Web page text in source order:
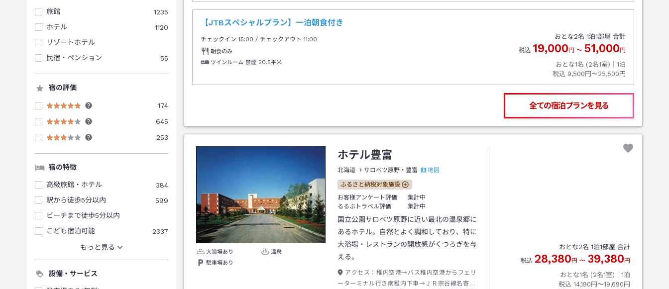
旅館
1235
ホテル
1120
リゾートホテル
民宿・ペンション
55
宿の評価
174
645
253
宿の特徴
高級旅館・ホテル
384
駅から徒歩5分以内
599
ビーチまで徒歩5分以内
こども宿泊可能
2337
もっと見る
設備・サービス
【JTBスペシャルプラン】一泊朝食付き
チェックイン15:00 / チェックアウト 11:00
朝食のみ
ツインルーム 禁煙 20.5平米
おとな2名 1泊1部屋 合計
税込 19,000 円 〜 51,000 円
おとな1名 (2名1室)｜ 1泊
税込 9,500円〜25,500円
全ての宿泊プランを見る
大浴場あり
温泉
駐車場あり
ホテル豊富
北海道 サロベツ原野・豊富 地図
ふるさと納税対象施設
お客様アンケート評価
集計中
るるぶトラベル評価
集計中
国立公園サロベツ原野に近い最北の温泉郷に
あるホテル。自然とよく調和しており、特に
大浴場・レストランの開放感がくつろぎを与
える。
アクセス： 稚内空港→バス稚内空港からフェリ
ーターミナル行き南稚内下車→ＪＲ宗谷線名寄・
おとな2名 1泊1部屋 合計
税込 28,380 円 〜 39,380 円
おとな1名 (2名1室)｜ 1泊
税込 14,190円〜19,690円